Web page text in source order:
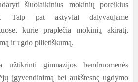
šiuolaikinius mokinių poreikius
Taip pat aktyviai dalyvaujame
kurie praplečia mokinių akiratį,
ir ugdo pilietiškumą.
užtikrinti gimnazijos bendruomenės
įgyvendinimą bei aukštesnę ugdymo